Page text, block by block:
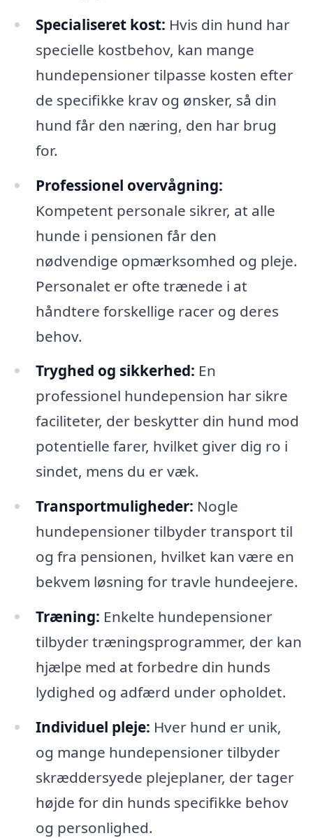
Specialiseret kost: Hvis din hund har
specielle kostbehov, kan mange
hundepensioner tilpasse kosten efter
de specifikke krav og ønsker, så din
hund får den næring, den har brug
for.
Professionel overvågning:
Kompetent personale sikrer, at alle
hunde i pensionen får den
nødvendige opmærksomhed og pleje.
Personalet er ofte trænede i at
håndtere forskellige racer og deres
behov.
Tryghed og sikkerhed: En
professionel hundepension har sikre
faciliteter, der beskytter din hund mod
potentielle farer, hvilket giver dig ro i
sindet, mens du er væk.
Transportmuligheder: Nogle
hundepensioner tilbyder transport til
og fra pensionen, hvilket kan være en
bekvem løsning for travle hundeejere.
Træning: Enkelte hundepensioner
tilbyder træningsprogrammer, der kan
hjælpe med at forbedre din hunds
lydighed og adfærd under opholdet.
Individuel pleje: Hver hund er unik,
og mange hundepensioner tilbyder
skræddersyede plejeplaner, der tager
højde for din hunds specifikke behov
og personlighed.